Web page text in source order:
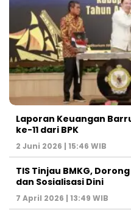
Laporan Keuangan
ke-11 dari BPK
2 Juni 2026 | 15:46 WIB
TIS Tinjau BMKG,
dan Sosialisasi Dini
7 April 2026 | 13:49 WIB